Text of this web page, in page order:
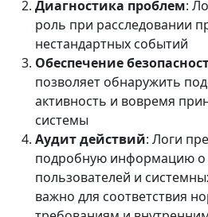
Диагностика проблем:
роль при расследовании
нестандартных событий
Обеспечение
позволяет обнаружить
активность и вовремя
системы
Аудит действий: Логи
подробную информацию о
пользователей и
важно для соответствия